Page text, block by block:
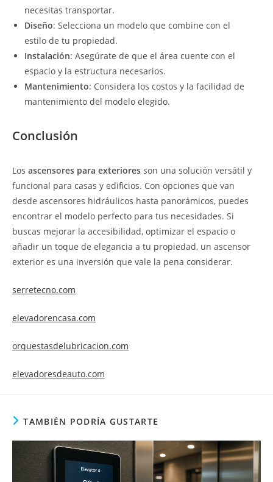
necesitas transportar.
Diseño: Selecciona un modelo que combine con el
estilo de tu propiedad.
Instalación: Asegúrate de que el área cuente con el
espacio y la estructura necesarios.
Mantenimiento: Considera los costos y la facilidad de
mantenimiento del modelo elegido.
Conclusión
Los ascensores para exteriores son una solución versátil y
funcional para casas y edificios. Con opciones que van
desde ascensores hidráulicos hasta panorámicos, puedes
encontrar el modelo perfecto para tus necesidades. Si
buscas mejorar la accesibilidad, optimizar el espacio o
añadir un toque de elegancia a tu propiedad, un ascensor
exterior es una inversión que vale la pena considerar.
serretecno.com
elevadorencasa.com
orquestasdelubricacion.com
elevadoresdeauto.com
TAMBIÉN PODRÍA GUSTARTE